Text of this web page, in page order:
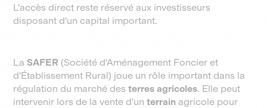
L'accès direct reste réservé aux investisseurs
disposant d'un capital important.
La SAFER (Société d'Aménagement Foncier et
d'Établissement Rural) joue un rôle important dans la
régulation du marché desterres agricoles. Elle peut
intervenir lors de la vente d'unterrain agricole pour